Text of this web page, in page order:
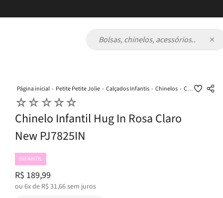
Bolsas, chinelos, acessórios...
Petite Petite Jolie Calçados Infantis Chinelos Chinelo Infantil Hug In Rosa Claro New PJ7825IN
☆☆☆☆☆
Chinelo Infantil Hug In Rosa Claro
New PJ7825IN
INFANTIL
R$ 189,99
ou 6x de R$ 31,66sem juros